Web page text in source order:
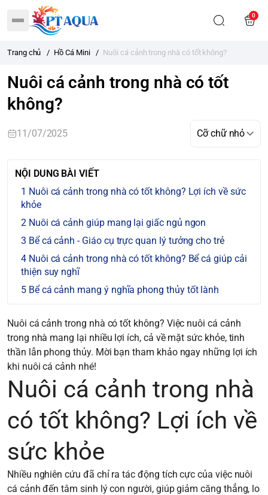
0
Trang chủ / Hồ Cá Mini / Nuôi cá cảnh trong nhà có tốt không?
Nuôi cá cảnh trong nhà có tốt
không?
11/07/2025
NỘI DUNG BÀI VIẾT
Nuôi cá cảnh trong nhà có tốt không? Lợi ích về sức
khỏe
Nuôi cá cảnh giúp mang lại giấc ngủ ngon
Bể cá cảnh - Giáo cụ trực quan lý tưởng cho trẻ
Nuôi cá cảnh trong nhà có tốt không? Bể cá giúp cải
thiện suy nghĩ
Bể cá cảnh mang ý nghĩa phong thủy tốt lành
Nuôi cá cảnh trong nhà có tốt không? Việc nuôi cá cảnh
trong nhà mang lại nhiều lợi ích, cả về mặt sức khỏe, tinh
thần lẫn phong thủy. Mời bạn tham khảo ngay những lợi ích
khi nuôi cá cảnh nhé!
Nuôi cá cảnh trong nhà
có tốt không? Lợi ích về
sức khỏe
Nhiều nghiên cứu đã chỉ ra tác động tích cực của việc nuôi
cá cảnh đến tâm sinh lý con người, giúp giảm căng thẳng, lo